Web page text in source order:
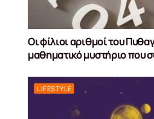
Οι φίλιοι αριθμοί του
μαθηματικό μυστήριο που
LIFESTYLE